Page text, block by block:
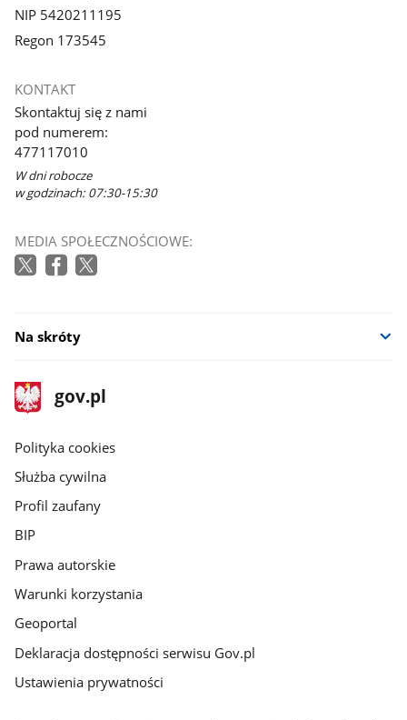
NIP 5420211195
Regon 173545
KONTAKT
Skontaktuj się z nami
pod numerem:
477117010
W dni robocze
w godzinach: 07:30-15:30
MEDIA SPOŁECZNOŚCIOWE:
Na skróty
stopka
gov.pl
Strona
gov.pl
gov.pl
Polityka cookies
Służba cywilna
Profil zaufany
BIP
Prawa autorskie
Warunki korzystania
Geoportal
Deklaracja dostępności serwisu Gov.pl
Ustawienia prywatności